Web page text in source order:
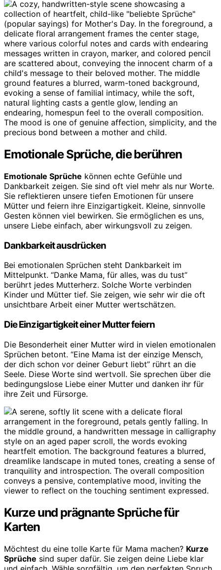
Emotionale Sprüche, die berühren
Emotionale Sprüche können echte Gefühle und
Dankbarkeit zeigen. Sie sind oft viel mehr als nur Worte.
Sie reflektieren unsere tiefen Emotionen für unsere
Mütter und feiern ihre Einzigartigkeit. Kleine, sinnvolle
Gesten können viel bewirken. Sie ermöglichen es uns,
unsere Liebe einfach, aber wirkungsvoll zu zeigen.
Dankbarkeit ausdrücken
Bei emotionalen Sprüchen steht Dankbarkeit im
Mittelpunkt. “Danke Mama, für alles, was du tust”
berührt jedes Mutterherz. Solche Worte verbinden
Kinder und Mütter tief. Sie zeigen, wie sehr wir die oft
unsichtbare Arbeit einer Mutter wertschätzen.
Die Einzigartigkeit einer Mutter feiern
Die Besonderheit einer Mutter wird in vielen emotionalen
Sprüchen betont. “Eine Mama ist der einzige Mensch,
der dich schon vor deiner Geburt liebt” rührt an die
Seele. Diese Worte sind wertvoll. Sie sprechen über die
bedingungslose Liebe einer Mutter und danken ihr für
ihre Zeit und Fürsorge.
Kurze und prägnante Sprüche für
Karten
Möchtest du eine tolle Karte für Mama machen? Kurze
Sprüche sind super dafür. Sie zeigen deine Liebe klar